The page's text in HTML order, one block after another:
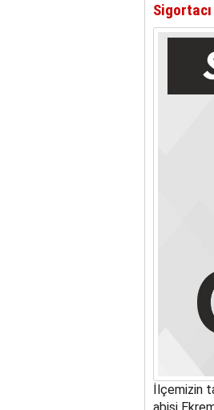
Sigortacı
İlçemizin